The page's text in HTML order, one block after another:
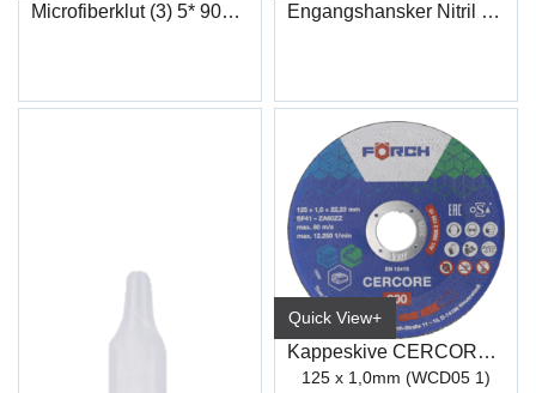
Microfiberklut (3) 5* 90X50cm Engangshansker Nitril Sort
Quick View+
Kappeskive CERCORE 900 stål/inox
125 x 1,0mm (WCD05 1)